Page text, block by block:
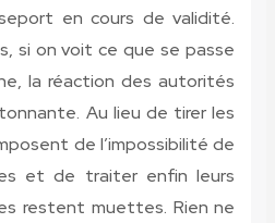
en cours de validité.
si on voit ce que se passe
la réaction des autorités
Au lieu de tirer les
de l’impossibilité de
et de traiter enfin leurs
restent muettes. Rien ne